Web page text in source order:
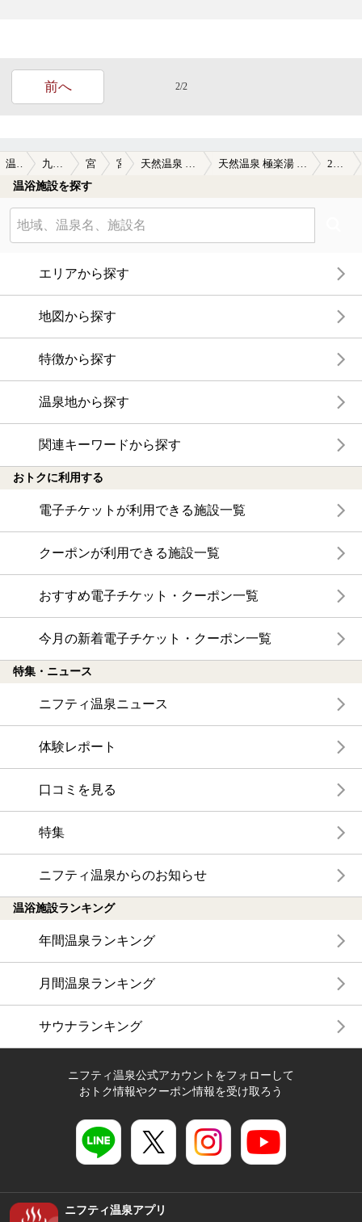
サウナ２つが基本なので。
水風呂はサウナ室の前にありましたが、露天だったので花
ったような。後は水風呂自体が狭いのが難点でした。
全体的に設備は悪くないのですが、いかんせん混雑してい
たので、印象としては良い印象でありませんでした。それと
疲れていたというのも、好印象たり得なかった要因でしょう
か。
前へ 2/2
温泉TOP 九州・沖縄 宮崎県 宮崎 天然温泉 極楽湯 宮崎店 天然温泉 極楽湯 宮崎店の口コミ一覧 2ページ目
温浴施設を探す
エリアから探す
地図から探す
特徴から探す
温泉地から探す
関連キーワードから探す
おトクに利用する
電子チケットが利用できる施設一覧
クーポンが利用できる施設一覧
おすすめ電子チケット・クーポン一覧
今月の新着電子チケット・クーポン一覧
特集・ニュース
ニフティ温泉ニュース
体験レポート
口コミを見る
特集
ニフティ温泉からのお知らせ
温浴施設ランキング
年間温泉ランキング
月間温泉ランキング
サウナランキング
ニフティ温泉公式アカウントをフォローして
おトク情報やクーポン情報を受け取ろう
ニフティ温泉アプリ